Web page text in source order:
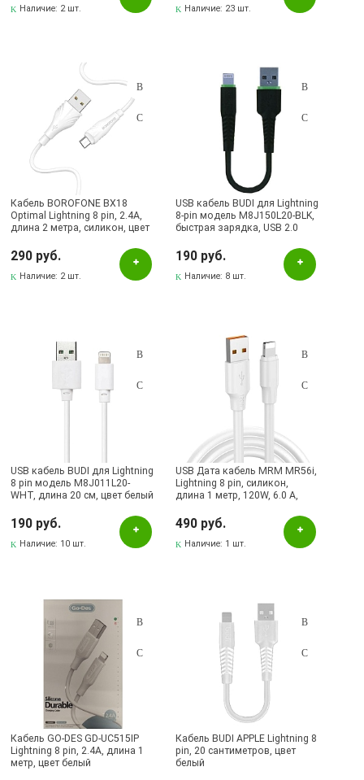
Наличие: 2 шт. Наличие: 23 шт.
Кабель BOROFONE BX18
Optimal Lightning 8 pin, 2.4A,
длина 2 метра, силикон, цвет
290 руб.
Наличие: 2 шт.
USB кабель BUDI для Lightning
8-pin модель M8J150L20-BLK,
быстрая зарядка, USB 2.0
190 руб.
Наличие: 8 шт.
USB кабель BUDI для Lightning
8 pin модель M8J011L20-
WHT, длина 20 cм, цвет белый
190 руб.
Наличие: 10 шт.
USB Дата кабель MRM MR56i,
Lightning 8 pin, силикон,
длина 1 метр, 120W, 6.0 A,
490 руб.
Наличие: 1 шт.
Кабель GO-DES GD-UC515IP
Lightning 8 pin, 2.4A, длина 1
метр, цвет белый
Кабель BUDI APPLE Lightning 8
pin, 20 сантиметров, цвет
белый